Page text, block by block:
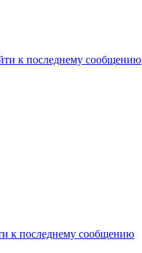
к последнему сообщению
к последнему сообщению